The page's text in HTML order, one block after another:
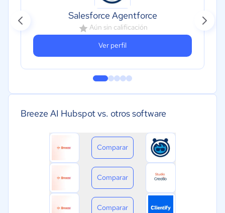
Salesforce Agentforce
Aún sin calificación
Ver perfil
Breeze AI Hubspot vs. otros software
Comparar
Comparar
Comparar